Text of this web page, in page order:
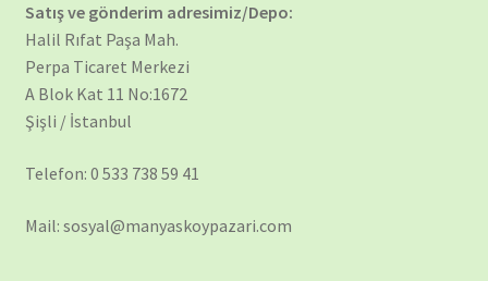
Satış ve gönderim adresimiz/Depo:
Halil Rıfat Paşa Mah.
Perpa Ticaret Merkezi
A Blok Kat 11 No:1672
Şişli / İstanbul
Telefon: 0 533 738 59 41
Mail: sosyal@manyaskoypazari.com